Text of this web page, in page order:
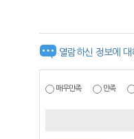
열람하신 정보에
매우만족 만족